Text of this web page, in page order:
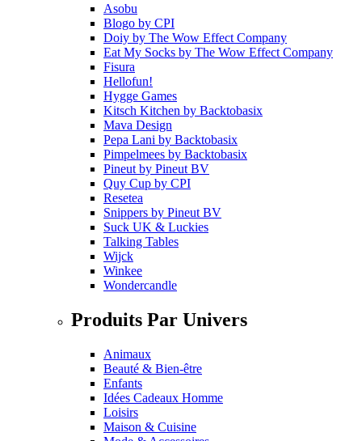
Asobu
Blogo by CPI
Doiy by The Wow Effect Company
Eat My Socks by The Wow Effect Company
Fisura
Hellofun!
Hygge Games
Kitsch Kitchen by Backtobasix
Mava Design
Pepa Lani by Backtobasix
Pimpelmees by Backtobasix
Pineut by Pineut BV
Quy Cup by CPI
Resetea
Snippers by Pineut BV
Suck UK & Luckies
Talking Tables
Wijck
Winkee
Wondercandle
Produits Par Univers
Animaux
Beauté & Bien-être
Enfants
Idées Cadeaux Homme
Loisirs
Maison & Cuisine